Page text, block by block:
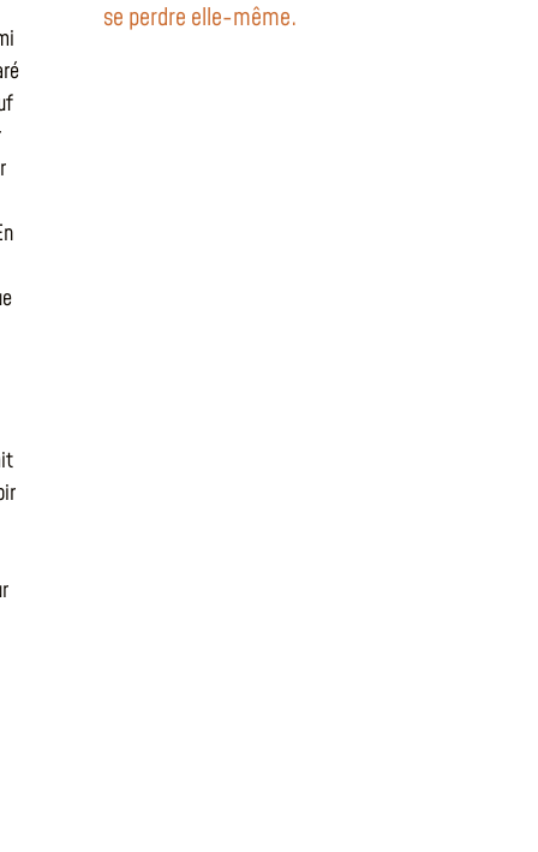
se perdre elle-même.